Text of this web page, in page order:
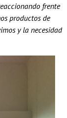
frente
productos de
y la necesidad